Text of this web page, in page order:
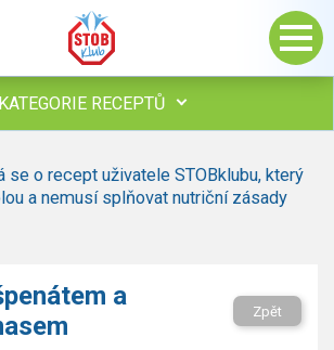
KATEGORIE RECEPTŮ
se o recept uživatele STOBklubu, který
a nemusí splňovat nutriční zásady
a
Zpět